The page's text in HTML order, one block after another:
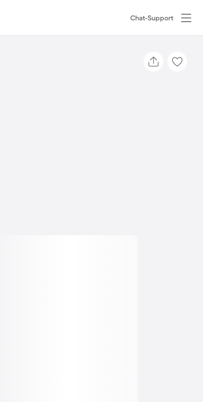
Chat-Support